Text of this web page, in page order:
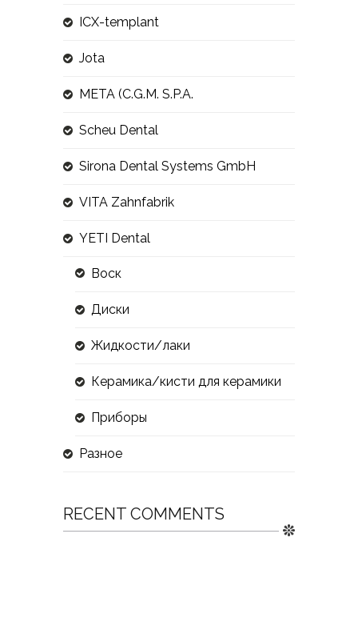
ICX-templant
Jota
META (C.G.M. S.P.A.
Scheu Dental
Sirona Dental Systems GmbH
VITA Zahnfabrik
YETI Dental
Воск
Диски
Жидкости/лаки
Керамика/кисти для керамики
Приборы
Разное
RECENT COMMENTS